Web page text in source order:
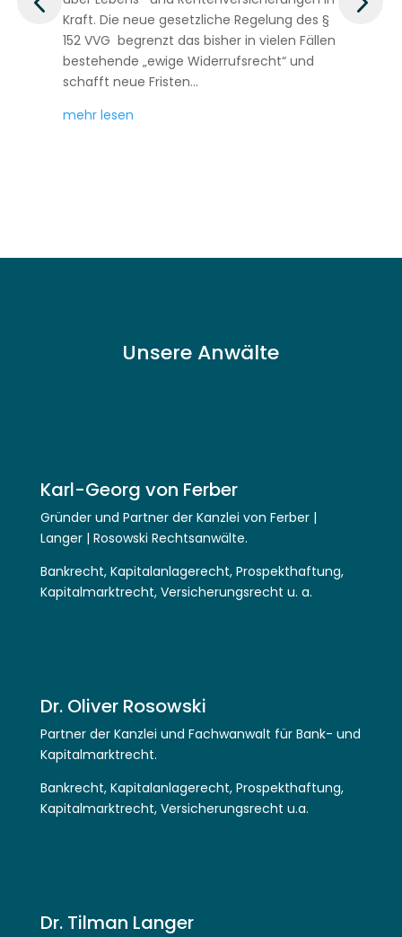
Kraft. Die neue gesetzliche Regelung des §
152 VVG begrenzt das bisher in vielen Fällen
bestehende „ewige Widerrufsrecht“ und
schafft neue Fristen...
mehr lesen
Unsere Anwälte
Karl-Georg von Ferber
Gründer und Partner der Kanzlei von Ferber |
Langer | Rosowski Rechtsanwälte.
Bankrecht, Kapitalanlagerecht, Prospekthaftung,
Kapitalmarktrecht, Versicherungsrecht u. a.
Dr. Oliver Rosowski
Partner der Kanzlei und Fachwanwalt für Bank- und
Kapitalmarktrecht.
Bankrecht, Kapitalanlagerecht, Prospekthaftung,
Kapitalmarktrecht, Versicherungsrecht u.a.
Dr. Tilman Langer